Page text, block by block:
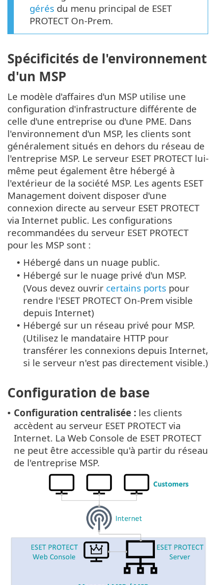
gérés du menu principal de ESET
PROTECT On-Prem.
Spécificités de l'environnement
d'un MSP
Le modèle d'affaires d'un MSP utilise une
configuration d'infrastructure différente de
celle d'une entreprise ou d'une PME. Dans
l'environnement d'un MSP, les clients sont
généralement situés en dehors du réseau de
l'entreprise MSP. Le serveur ESET PROTECT lui-
même peut également être hébergé à
l'extérieur de la société MSP. Les agents ESET
Management doivent disposer d'une
connexion directe au serveur ESET PROTECT
via Internet public. Les configurations
recommandées du serveur ESET PROTECT
pour les MSP sont :
• Hébergé dans un nuage public.
• Hébergé sur le nuage privé d'un MSP.
(Vous devez ouvrir certains ports pour
rendre l'ESET PROTECT On-Prem visible
depuis Internet)
• Hébergé sur un réseau privé pour MSP.
(Utilisez le mandataire HTTP pour
transférer les connexions depuis Internet,
si le serveur n'est pas directement visible.)
Configuration de base
• Configuration centralisée : les clients
accèdent au serveur ESET PROTECT via
Internet. La Web Console de ESET PROTECT
ne peut être accessible qu'à partir du réseau
de l'entreprise MSP.